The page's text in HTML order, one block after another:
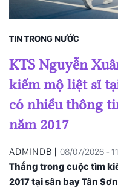
TIN TRONG NƯỚC
KTS Nguyễn
kiếm mộ liệt sĩ
có nhiều thông
năm 2017
ADMINDB | 08/07/2026 -
Thắng trong cuộc tìm
2017 tại sân bay Tân